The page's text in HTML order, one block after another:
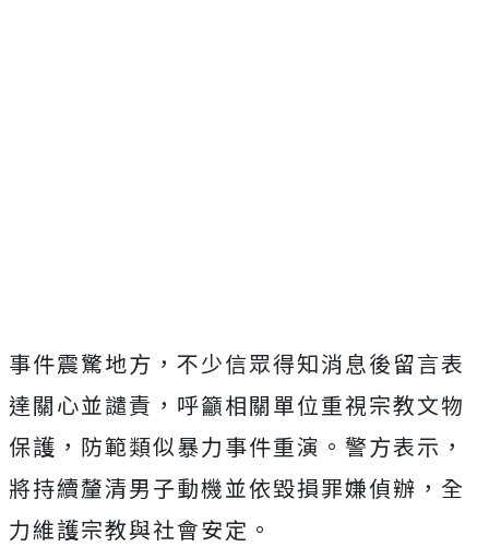
事件震驚地方，不少信眾得知消息後留言表
達關心並譴責，呼籲相關單位重視宗教文物
保護，防範類似暴力事件重演。警方表示，
將持續釐清男子動機並依毀損罪嫌偵辦，全
力維護宗教與社會安定。